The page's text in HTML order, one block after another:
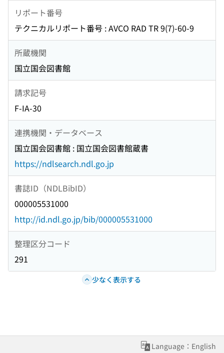
リポート番号
テクニカルリポート番号 : AVCO RAD TR 9(7)-60-9
所蔵機関
国立国会図書館
請求記号
F-IA-30
連携機関・データベース
国立国会図書館 : 国立国会図書館蔵書
https://ndlsearch.ndl.go.jp
書誌ID（NDLBibID）
000005531000
http://id.ndl.go.jp/bib/000005531000
整理区分コード
291
少なく表示する
Language：English